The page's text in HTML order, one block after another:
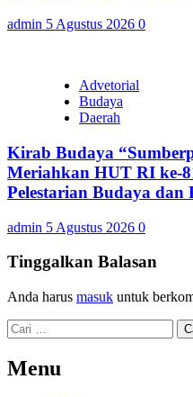
admin 5 Agustus 2026 0
Advetorial
Budaya
Daerah
Kirab Budaya
Meriahkan HUT RI ke-
Pelestarian Budaya dan
admin 5 Agustus 2026 0
Tinggalkan Balasan
Anda harus masuk untuk
Cari
untuk:
Menu